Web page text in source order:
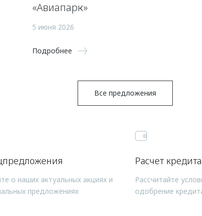
«Авиапарк»
5 июня 2026
Подробнее
Все предложения
о наших актуальных акциях и
предложениях
Расчет кредита
Рассчитайте
одобрение